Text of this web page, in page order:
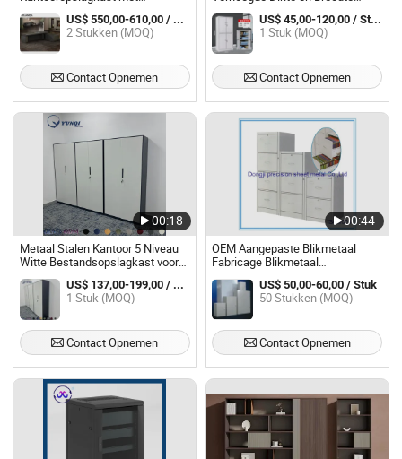
Schuifdeur Omvormbare Metaal
en Houten Bestandskast voor
Thuismeubilair
US$ 550,00-610,00 / Stuk
2 Stukken (MOQ)
Contact Opnemen
Ontwerp
US$ 45,00-120,00 / Stuk
1 Stuk (MOQ)
Contact Opnemen
00:18
Metaal Stalen Kantoor 5 Niveau
Witte Bestandsopslagkast voor
Woonkamer
US$ 137,00-199,00 / Stuk
1 Stuk (MOQ)
Contact Opnemen
00:44
OEM Aangepaste Blikmetaal
Fabricage Blikmetaal
Bestandsopslagkast
US$ 50,00-60,00 / Stuk
50 Stukken (MOQ)
Contact Opnemen